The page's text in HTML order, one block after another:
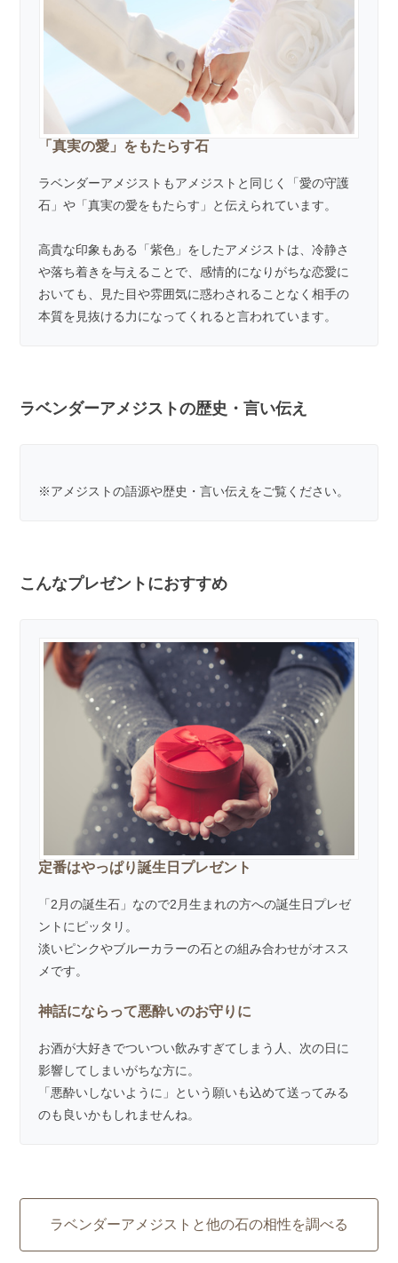
「真実の愛」をもたらす石
ラベンダーアメジストもアメジストと同じく「愛の守護
石」や「真実の愛をもたらす」と伝えられています。
高貴な印象もある「紫色」をしたアメジストは、冷静さ
や落ち着きを与えることで、感情的になりがちな恋愛に
おいても、見た目や雰囲気に惑わされることなく相手の
本質を見抜ける力になってくれると言われています。
ラベンダーアメジストの歴史・言い伝え
※アメジストの語源や歴史・言い伝え をご覧ください。
こんなプレゼントにおすすめ
定番はやっぱり誕生日プレゼント
「2月の誕生石」なので2月生まれの方への誕生日プレゼ
ントにピッタリ。
淡いピンクやブルーカラーの石との組み合わせがオスス
メです。
神話にならって悪酔いのお守りに
お酒が大好きでついつい飲みすぎてしまう人、次の日に
影響してしまいがちな方に。
「悪酔いしないように」という願いも込めて送ってみる
のも良いかもしれませんね。
ラベンダーアメジストと他の石の相性を調べる